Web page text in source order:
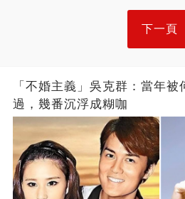
下一頁
「不婚主義」吳克群：當年
過，幾番沉浮成糊咖